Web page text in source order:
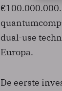
dual-use
Europa.
De eerste